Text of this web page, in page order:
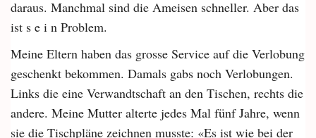
daraus. Manchmal sind die Ameisen schneller. Aber das
ist s e i n Problem.
Meine Eltern haben das grosse Service auf die Verlobung
geschenkt bekommen. Damals gabs noch Verlobungen.
Links die eine Verwandtschaft an den Tischen, rechts die
andere. Meine Mutter alterte jedes Mal fünf Jahre, wenn
sie die Tischpläne zeichnen musste: «Es ist wie bei der